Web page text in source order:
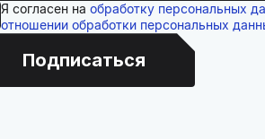
Я согласен на обработку персональных
отношении обработки персональных
Подписаться